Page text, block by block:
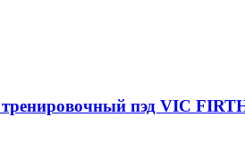
тренировочный пэд VIC